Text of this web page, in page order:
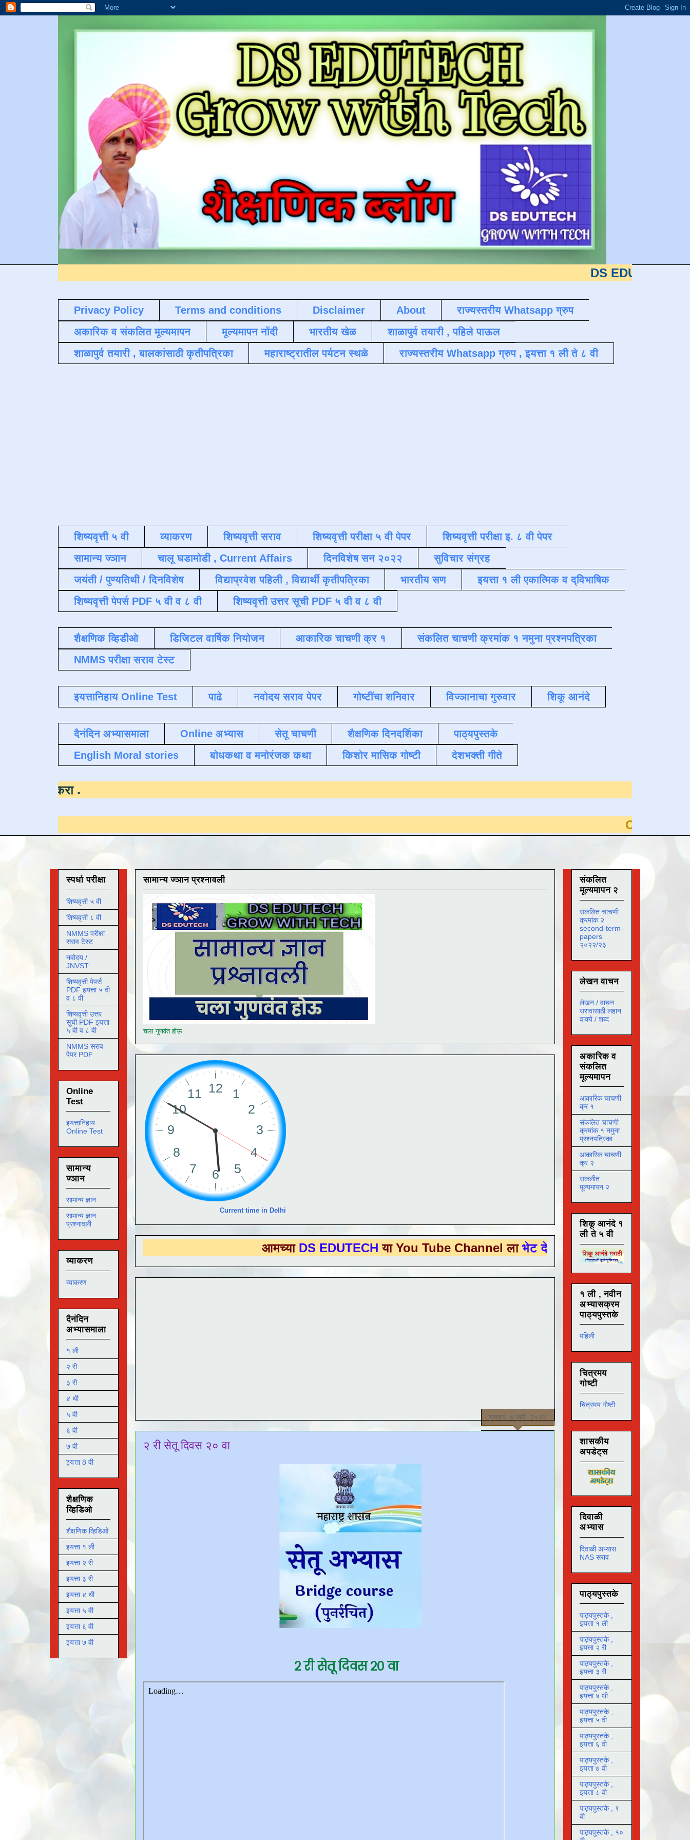
DS EDUTECH या शैक्षणिक
Privacy Policy Terms and conditions Disclaimer About
राज्यस्तरीय Whatsapp ग्रुप
अकारिक व संकलित मूल्यमापन
मूल्यमापन नोंदी भारतीय खेळ
शाळापुर्व तयारी , पहिले पाऊल
शाळापुर्व तयारी , बालकांसाठी कृतीपत्रिका
महाराष्ट्रातील पर्यटन स्थळे राज्यस्तरीय Whatsapp ग्रुप , इयत्ता १ ली ते ८ वी
शिष्यवृत्ती ५ वी व्याकरण शिष्यवृत्ती सराव शिष्यवृत्ती परीक्षा ५ वी पेपर
शिष्यवृत्ती परीक्षा इ. ८ वी पेपर
सामान्य ज्ञान
चालू घडामोडी , Current Affairs दिनविशेष सन २०२२
सुविचार संग्रह
जयंती / पुण्यतिथी / दिनविशेष
विद्याप्रवेश पहिली , विद्यार्थी कृतीपत्रिका भारतीय सण
इयत्ता १ ली एकात्मिक व द्विभाषिक
शिष्यवृत्ती पेपर्स PDF ५ वी व ८ वी
शिष्यवृत्ती उत्तर सूची PDF ५ वी व ८ वी
शैक्षणिक व्हिडीओ डिजिटल वार्षिक नियोजन आकारिक चाचणी क्र १
संकलित चाचणी क्रमांक १ नमुना प्रश्नपत्रिका
NMMS परीक्षा सराव टेस्ट
इयत्तानिहाय Online Test पाढे नवोदय सराव पेपर गोष्टींचा शनिवार विज्ञानाचा गुरुवार शिकू आनंदे
दैनंदिन अभ्यासमाला Online अभ्यास सेतू चाचणी शैक्षणिक दिनदर्शिका
पाठ्यपुस्तके
English Moral stories
बोधकथा व मनोरंजक कथा किशोर मासिक गोष्टी देशभक्ती गीते
येथे क्लिक करा
Online अभ्यास
सामान्य ज्ञान प्रश्नावली
चला गुणवंत होऊ
Current time in Delhi
DS EDUTECHया You Tube Channel लाभेट देण्यासाठी येथे क्लिक करा .
गुरुवार, ७ जुलै, २०२२
२ री सेतू दिवस २० वा
२ री सेतू दिवस २०वा
स्पर्धा परीक्षा
शिष्यवृत्ती ५ वी
शिष्यवृत्ती ८ वी
NMMS परीक्षा
सराव टेस्ट
नवोदय /
JNVST
शिष्यवृत्ती पेपर्स
PDF इयत्ता ५ वी
व ८ वी
शिष्यवृत्ती उत्तर
सूची PDF इयत्ता
५ वी व ८ वी
NMMS सराव
पेपर PDF
Online
Test
इयत्तानिहाय
Online Test
सामान्य
ज्ञान
सामान्य ज्ञान
सामान्य ज्ञान
प्रश्नावली
व्याकरण
व्याकरण
दैनंदिन
अभ्यासमाला
१ ली
२ री
३ री
४ थी
५ वी
६ वी
७ वी
इयत्ता 8 वी
शैक्षणिक
व्हिडिओ
शैक्षणिक व्हिडिओ
इयत्ता १ ली
इयत्ता २ री
इयत्ता ३ री
इयत्ता ४ थी
इयत्ता ५ वी
इयत्ता ६ वी
इयत्ता ७ वी
संकलित
मूल्यमापन २
संकलित चाचणी
क्रमांक २
second-term-
papers
२०२२/२३
लेखन वाचन
लेखन / वाचन
सरावासाठी लहान
वाक्ये / शब्द
अकारिक व
संकलित
मूल्यमापन
आकारिक चाचणी
क्र १
संकलित चाचणी
क्रमांक १ नमुना
प्रश्नपत्रिका
आकारिक चाचणी
क्र २
संकलीत
मूल्यमापन २
शिकू आनंदे १
ली ते ५ वी
१ ली , नवीन
अभ्यासक्रम
पाठ्यपुस्तके
पहिली
चित्रमय
गोष्टी
चित्रमय गोष्टी
शासकीय
अपडेट्स
दिवाळी
अभ्यास
दिवाळी अभ्यास
NAS सराव
पाठ्यपुस्तके
पाठ्यपुस्तके ,
इयत्ता १ ली
पाठ्यपुस्तके ,
इयत्ता २ री
पाठ्यपुस्तके ,
इयत्ता ३ री
पाठ्यपुस्तके ,
इयत्ता ४ थी
पाठ्यपुस्तके ,
इयत्ता ५ वी
पाठ्यपुस्तके ,
इयत्ता ६ वी
पाठ्यपुस्तके ,
इयत्ता ७ वी
पाठ्यपुस्तके ,
इयत्ता ८ वी
पाठ्यपुस्तके , ९
वी
पाठ्यपुस्तके , १०